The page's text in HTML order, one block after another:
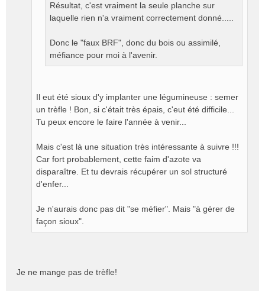
Résultat, c'est vraiment la seule planche sur
laquelle rien n'a vraiment correctement donné.....
Donc le "faux BRF", donc du bois ou assimilé,
méfiance pour moi à l'avenir.
Il eut été sioux d'y implanter une légumineuse : semer
un trèfle ! Bon, si c'était très épais, c'eut été difficile...
Tu peux encore le faire l'année à venir...
Mais c'est là une situation très intéressante à suivre !!!
Car fort probablement, cette faim d'azote va
disparaître. Et tu devrais récupérer un sol structuré
d'enfer...
Je n'aurais donc pas dit "se méfier". Mais "à gérer de
façon sioux".
Je ne mange pas de trèfle!